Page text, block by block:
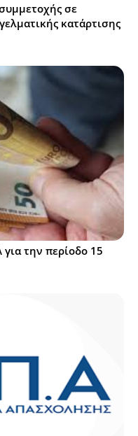
σε
κατάρτισης
την περίοδο 15